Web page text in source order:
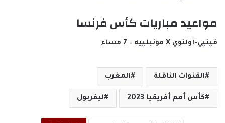
مواعيد مباريات كأس فرنسا
فينيي-أولنوي X مونبلييه – 7 مساء
القنوات الناقلة المغرب
كأس أمم أفريقيا 2023 ليفربول